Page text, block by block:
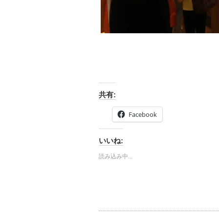
共有:
Facebook
いいね:
読み込み中...